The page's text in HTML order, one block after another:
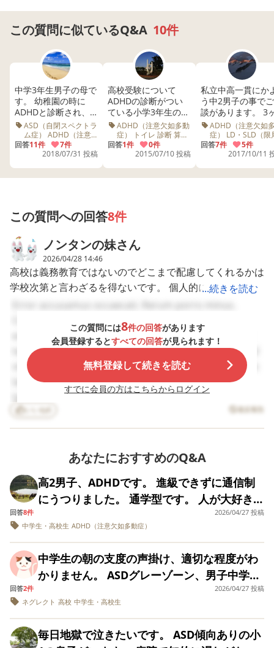
ムをやめさせたりすると大喧嘩になり、取っ組み合い（母
と）になります。
スマホやゲームにどっぷり依存していますが、こちらが強
硬にスクリーンタイムを駆使して夜中は絶対使わせないた
め、なんとか昼夜逆転せずに朝起きて高校へ１時間かけて
通っています。
上記にかいたとおりここまで親（母）がかなりしつこく子
供にかかわってきました。
だんな（父）には「子供に構い過ぎ。もっと自主的になに
かをやらせない（もしくはやめさせない）と自分でなにも
が高校生と親の適度な距離感がわかりません。なおかつ特
性のある子となると尚更で。
中学と違って高校は連絡事項もプリントとかではなく、本
人にgoogle classroomなどで伝えられるため（時間割や
持ち物等も）、親は子供の予定もわからない状態。年間行
事のおおまかなものだけぺらりと渡され、毎日何時に帰っ
てくるのかもわからずやきもきすることが多いです。部活
の予定なども然りで、土日の活動にお昼を持たせるのかも
わかないまま、帰ってくるのが夜の７時ということも。
本人には伝えられているのかもしれませんが、こちらが聞
いても「わからない」と返されることが多く、２回聞くと
キレます。
毎年緊張感が抜けてくる６月頃、秋の行事シーズン＆学級
が起こります。
高校に入ってからも同じことが予想されますが、事前に先
生に面談して相談しておくべきか悩んでいます。
普通高校の先生はいったいどのくらい生徒の生活面にかか
わってくれるのでしょうか。
中学生になってから親が学校にフォローをお願いするのを
とても嫌がり（友達に何か言われたのかもしれませんが）
「どうせあんたなんて何もできないんだから余計なことし
ないで」と言われています。
本人はADHDであることは自覚していますが、フォローは
されたくない、困っていない、という姿勢です。
友達の目を何より気にしている様子なので。
この質問に似ているQ&A 10件
中学3年生男子の母で
す。 幼稚園の時に
ADHDと診断され、
最近、自閉症スペク
トラムかもと言われ
ました。 学校には特
性を話しています
が、同級生は知りま
せん。 その為、学校
家でも普通でいいか
らと理解する以前に
られています。 高校
受験を控え塾に行っ
てますが、寝ている
ことも多いそうで
す。 受験を乗り越え
談が聞きたいです。
私は今でも学校の友
達に話をして、認識
だけでいいのでして
もらいたいとおもっ
ています。 本人は余
計いじめられると言
ってます。 わたし
人は差別、偏見の眼
差しでみていると思
いますが。 これだけ
ほど いろいろありま
す。 なにかアドバイ
スをお願いします
ASD（自閉スペクトラ
ム症） ADHD（注意
欠如多動症） 中学
生・高校生 診断 塾 幼
回答11件
7件
2018/07/31 投稿
高校受験について
ADHDの診断がつい
ている小学3年生の娘
がいます。知的な遅
れはありません。 将
来の夢は建築士と小
さいころからずっと
言っていて、その夢
をかなえてほしい
られたらと思ってい
ます。 算数以外は普
すが、支援の先生の
係は良好でトラブル
はありません。 トイ
レが近くて気持ちの
必ず「トイレにい
く」という 行動が見
られますが、一年生
の時に比べるとだい
は娘の学年の先生が
り、毎日結構あり、
みをしています。 帰
た箸やおしぼり、体
育着など）、翌日の
準備などは 声掛けを
しないとできませ
ん。 こんな状況なの
で受験が不安で仕方
ないです。 田舎の地
域なので中学受験は
考えられず、高校受
験をするほかないと
思っています。
ADHDで内申点を稼
いでしょうか？？ こ
んなことをしてみた
よ。 こんなふうにし
たら成績がアップし
たよなど なんでもい
ADHD（注意欠如多動
症） トイレ 診断 算数
通常学級 宿題 高校 先
生 トラブル
回答1件
0件
2015/07/10 投稿
私立中高一貫にか
う中2男子の事で
談があります。 3
月ほど前にADHD
診断を受け投薬を
ています。それま
で、宿題や提出物
期限が守れず、朝
起きれないので週
のままでは高校に
がれないかもと先
からは言われてい
張るというのです
が、集中力がもち
せんし、意志が弱
他の興味に逃げて
まいます💦 そう
たお子さんをお持
のかた、実際に高
をうつられたかた
聞かせていただき
報、お話でもかま
ADHD（注意欠如
症） LD・SLD（限
性学習症） 中学生
高校生 診断 宿題
回答7件
5件
2017/10/11
この質問への回答8件
ノンタンの妹さん
2026/04/28 14:46
高校は義務教育ではないのでどこまで配慮してくれるかは
学校次第と言わざるを得ないです。 個人的には配慮ある
順で言えば支援校＞通信制高校（サポート校含む）＞専修
象です。 同じ様な失敗を繰り返す様であれば私なら「マ
マが他の子から確認取ったりママからごちゃごちゃ指図さ
れたくないのであれば、何時に帰ってくるのか、お弁当は
要るのかどうかはきちんと確認し伝えなさい。突然言われ
てもお弁当は用意出来ません」って伝えるかと思います。
そしてホワイトボードなどを用意し書かせます。 「予定
が分からない」と言ったら「ママが先生に聞くか自分で友
書かないのなら「予定分からないと困るから先生に聞きま
す！」って言いますね。 今は１８歳で成人と２年早めら
れてしまったので、成人するまでに自分の特性への対処方
法を確立しないといけないと思います。 配慮されたくな
いのは結構なことですが、それで失敗が多いなら自己理解
が進んでいない証拠なのでSSTなどが必要かと思います
よ。当事者はいかに自分の特性を把握しどこまでなら自分
で出来てどこからは助けが必要か自分で理解していない限
りは就職でもうまくいかないと思います。（高校生以上は
自分から具体的な配慮をお願いしない限りは周りは動いて
くれません）
...続きを読む
Error accusamus occaecati. Rerum porro minus.
Corrupti veniam aliquam. Quo quia sint. Et
exercitationem omnis. Sed doloribus minima. Nemo
tenetur omnis. Aut tenetur alias. Sunt culpa odio. Sed
vitae voluptatem. Non deserunt velit. Saepe distinctio
laboriosam. Atque accusamus quo. Impedit qui
laboriosam. Harum dolorem eveniet. Quisquam
consectetur et. Ut ut aut. Ducimus eum hic. Blanditiis
velit provident. Dolorem delectus accusamus. Soluta
dolorem. Id voluptatem ducimus. Ea unde repellat.
Animi consequatur laudantium. Dolores voluptas et.
Reprehenderit maxime non. Illum qui laboriosam.
Facilis ut qui.
この質問には8件の回答があります
会員登録するとすべての回答が見られます！
無料登録して続きを読む
すでに会員の方はこちらからログイン
いいね6 違反報告
あなたにおすすめのQ&A
高2男子、ADHDです。 進級できずに通信制
にうつりました。 通学型です。 人が大好き
で、関わりたい子ですが、上手く関われませ
ん。 他の子が楽しく話しているところに割っ
しまい、相手の子達を嫌な気持ちにさせてし
まっているようです。通信制学校から通学日
数を減らしてはと言われました。家にいて家
族以外誰とも話さないことになり、他の人と
関わる機会がなくなります。それがストレス
回答8件
2026/04/27 投稿
中学生・高校生 ADHD（注意欠如多動症）
中学生の朝の支度の声掛け、適切な程度がわ
かりません。 ASDグレーゾーン、男子中学
生、軽い起立性調整障害があり、早寝（21時
15分就寝）しても朝ぼーっとしています。 今
のところ、徒歩だから7時出発だと昨晩自分か
回答2件
2026/04/27 投稿
ネグレクト 高校 中学生・高校生
毎日地獄で泣きたいです。 ASD傾向ありの小